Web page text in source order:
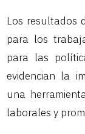
Los resultados
para los
para las
evidencian la
una
laborales y